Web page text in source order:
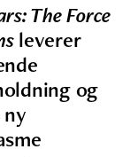
The Force
leverer
og
ny